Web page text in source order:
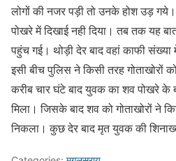
लोगों की नजर पड़ी तो उनके होश उड़
पोखरे में दिखाई नही दिया। तब तक यह
पहुंच गई। थोड़ी देर बाद वहां काफी संख्या
इसी बीच पुलिस ने किसी तरह
करीब चार घंटे बाद युवक का शव पोखरे के
मिला। जिसके बाद शव को गोताखोरों ने
निकला। कुछ देर बाद मृत युवक की